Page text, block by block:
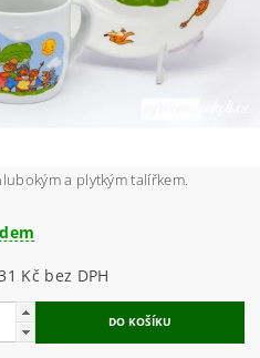
a plytkým talířkem.
322,31 Kč bez DPH